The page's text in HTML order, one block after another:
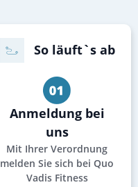
So läuft`s ab
Anmeldung bei
uns
Mit Ihrer Verordnung
melden Sie sich bei Quo
Vadis Fitness